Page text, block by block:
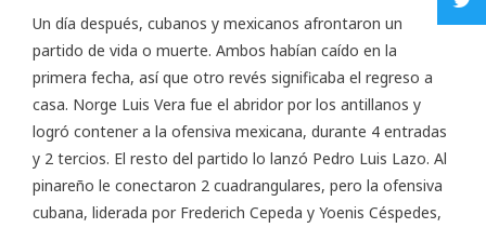
Un día después, cubanos y mexicanos afrontaron un
partido de vida o muerte. Ambos habían caído en la
primera fecha, así que otro revés significaba el regreso a
casa. Norge Luis Vera fue el abridor por los antillanos y
logró contener a la ofensiva mexicana, durante 4 entradas
y 2 tercios. El resto del partido lo lanzó Pedro Luis Lazo. Al
pinareño le conectaron 2 cuadrangulares, pero la ofensiva
cubana, liderada por Frederich Cepeda y Yoenis Céspedes,